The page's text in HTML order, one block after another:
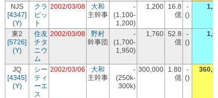
NJS
[4347]
(Y)
クラ
ビッ
ト
2002/03/08
大和
主幹事
-
(1,100-
1,200)
1,200
16.8
億
-
()
東2
[5726]
(Y)
住友
チタ
ニウ
ム
2002/03/08
野村
幹事団
-
(1,700-
1,950)
1,760 52.8
億
-
()
JQ
[4345]
(Y)
シー
ティ
ーエ
ス
2002/03/06
大和
主幹事
-
(250k-
300k)
300,000
1.80
億
-
()